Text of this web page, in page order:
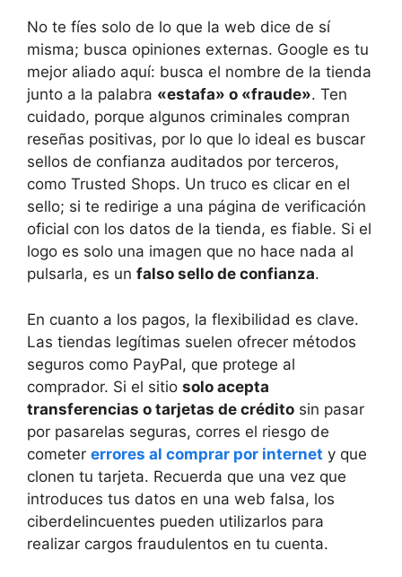
No te fíes solo de lo que la web dice de sí
misma; busca opiniones externas. Google es tu
mejor aliado aquí: busca el nombre de la tienda
junto a la palabra «estafa» o «fraude». Ten
cuidado, porque algunos criminales compran
reseñas positivas, por lo que lo ideal es buscar
sellos de confianza auditados por terceros,
como Trusted Shops. Un truco es clicar en el
sello; si te redirige a una página de verificación
oficial con los datos de la tienda, es fiable. Si el
logo es solo una imagen que no hace nada al
pulsarla, es un falso sello de confianza.
En cuanto a los pagos, la flexibilidad es clave.
Las tiendas legítimas suelen ofrecer métodos
seguros como PayPal, que protege al
comprador. Si el sitio solo acepta
transferencias o tarjetas de crédito sin pasar
por pasarelas seguras, corres el riesgo de
cometer errores al comprar por internet y que
clonen tu tarjeta. Recuerda que una vez que
introduces tus datos en una web falsa, los
ciberdelincuentes pueden utilizarlos para
realizar cargos fraudulentos en tu cuenta.